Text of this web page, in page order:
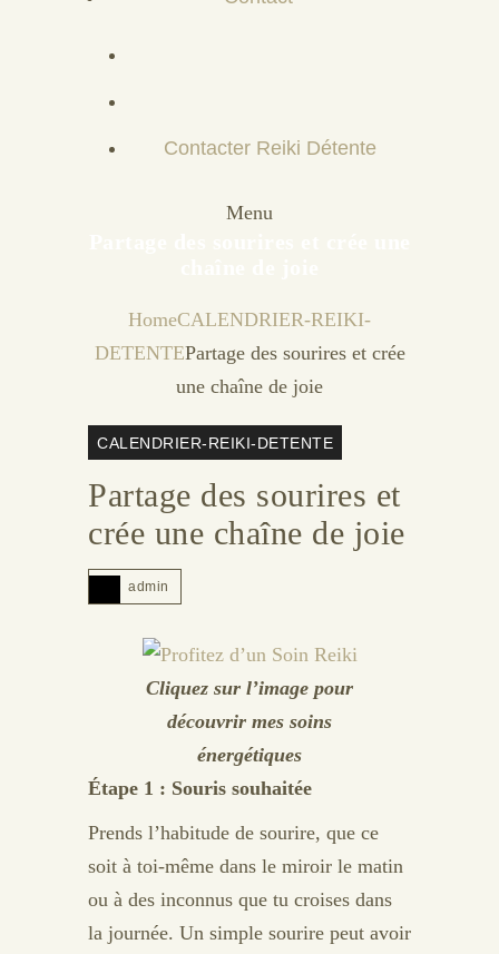
Contacter Reiki Détente
Menu
HomeCALENDRIER-REIKI-
DETENTEPartage des sourires et crée
une chaîne de joie
CALENDRIER-REIKI-DETENTE
Partage des sourires et
crée une chaîne de joie
admin
Cliquez sur l’image pour
découvrir mes soins
énergétiques
Étape 1 : Souris souhaitée
Prends l’habitude de sourire, que ce
soit à toi-même dans le miroir le matin
ou à des inconnus que tu croises dans
la journée. Un simple sourire peut avoir